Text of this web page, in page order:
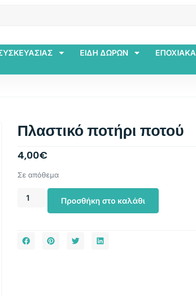
ΕΙΔΗ ΔΩΡΩΝ ΕΠΟΧΙΑΚΑ
Πλαστικό ποτήρι ποτού
4,00€
Σε απόθεμα
Προσθήκη στο καλάθι